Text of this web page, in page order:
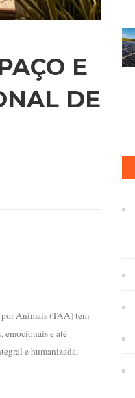
E
DE
por Animais (TAA) tem
emocionais e até
e humanizada,